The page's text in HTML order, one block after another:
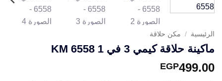
الرئيسية / مكن حلاقة
ماكينة حلاقة كيمي 3 في 1 KM 6558
EGP499.00